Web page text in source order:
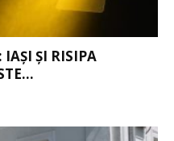
IAȘI ȘI RISIPA